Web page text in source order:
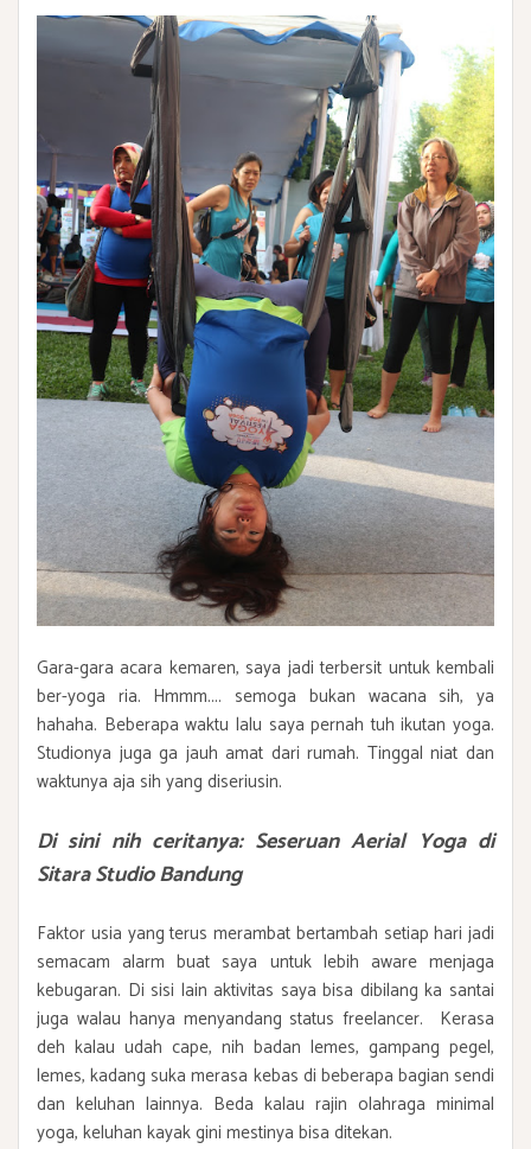
Gara-gara acara kemaren, saya jadi terbersit untuk kembali
ber-yoga ria. Hmmm.... semoga bukan wacana sih, ya
hahaha. Beberapa waktu lalu saya pernah tuh ikutan yoga.
Studionya juga ga jauh amat dari rumah. Tinggal niat dan
waktunya aja sih yang diseriusin.
Di sini nih ceritanya: Seseruan Aerial Yoga di
Sitara Studio Bandung
Faktor usia yang terus merambat bertambah setiap hari jadi
semacam alarm buat saya untuk lebih aware menjaga
kebugaran. Di sisi lain aktivitas saya bisa dibilang ka santai
juga walau hanya menyandang status freelancer. Kerasa
deh kalau udah cape, nih badan lemes, gampang pegel,
lemes, kadang suka merasa kebas di beberapa bagian sendi
dan keluhan lainnya. Beda kalau rajin olahraga minimal
yoga, keluhan kayak gini mestinya bisa ditekan.